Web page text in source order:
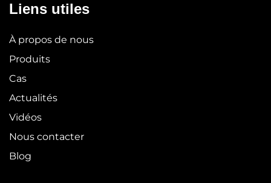
Liens utiles
À propos de nous
Produits
Cas
Actualités
Vidéos
Nous contacter
Blog